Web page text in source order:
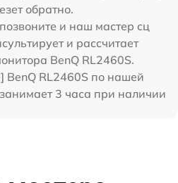
обратно.
и наш мастер сц
и рассчитает
BenQ RL2460S.
BenQ RL2460S по нашей
3 часа при наличии